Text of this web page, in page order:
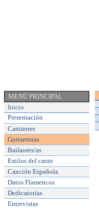
MENÚ PRINCIPAL
Inicio
Presentación
Cantaores
Guitarristas
Bailaores/as
Estilos del cante
Canción Española
Datos Flamencos
Dedicatorias
Entrevistas